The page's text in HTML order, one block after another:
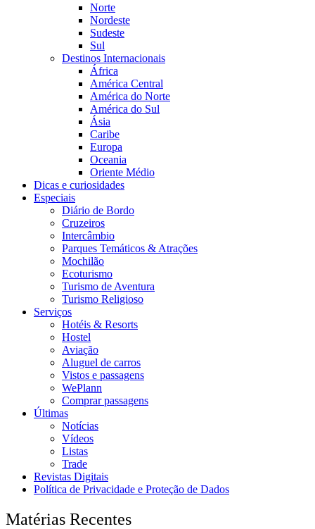
Norte
Nordeste
Sudeste
Sul
Destinos Internacionais
África
América Central
América do Norte
América do Sul
Ásia
Caribe
Europa
Oceania
Oriente Médio
Dicas e curiosidades
Especiais
Diário de Bordo
Cruzeiros
Intercâmbio
Parques Temáticos & Atrações
Mochilão
Ecoturismo
Turismo de Aventura
Turismo Religioso
Serviços
Hotéis & Resorts
Hostel
Aviação
Aluguel de carros
Vistos e passagens
WePlann
Comprar passagens
Últimas
Notícias
Vídeos
Listas
Trade
Revistas Digitais
Política de Privacidade e Proteção de Dados
Matérias Recentes